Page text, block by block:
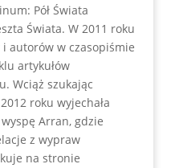
Pół Świata
Świata. W 2011 roku
autorów w czasopiśmie
artykułów
Wciąż szukając
roku wyjechała
Arran, gdzie
z wypraw
na stronie